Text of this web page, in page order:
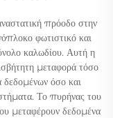
πρόοδο στην
φωτιστικό και
καλωδίου. Αυτή η
μεταφορά τόσο
δεδομένων όσο και
Το πυρήνας του
μεταφέρουν δεδομένα